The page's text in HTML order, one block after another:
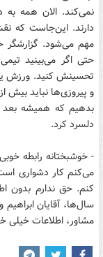
نمی‌کند. الان همه به
دارند. این‌جاست که
مهم می‌شود. گزارشگر
حتی اگر می‌بینید
تحسینش کنید. ورزش
و پیروزی‌ها نباید بیش
بدهیم که همیشه بعد
دلسرد کرد.
- خوشبختانه رابطه
می‌کنم کار دشواری
کنم. حق ندارم بدون
سال‌ها، آقایان
مشاور، اطلاعات خیلی